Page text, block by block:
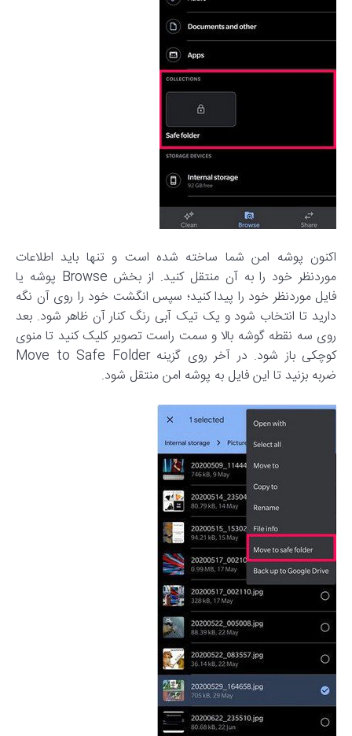
اکنون پوشه امن شما ساخته شده است و تنها باید اطلاعات
موردنظر خود را به آن منتقل کنید. از بخش Browse پوشه یا
فایل موردنظر خود را پیدا کنید؛ سپس انگشت خود را روی آن نگه
دارید تا انتخاب شود و یک تیک آبی رنگ کنار آن ظاهر شود. بعد
روی سه نقطه گوشه بالا و سمت راست تصویر کلیک کنید تا منوی
کوچکی باز شود. در آخر روی گزینه Move to Safe Folder
ضربه بزنید تا این فایل به پوشه امن منتقل شود.